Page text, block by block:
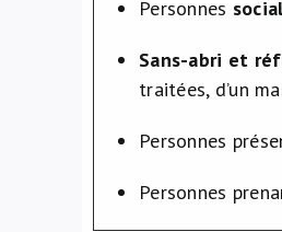
Personnes
Sans-abri et
traitées, d’un
Personnes
Personnes